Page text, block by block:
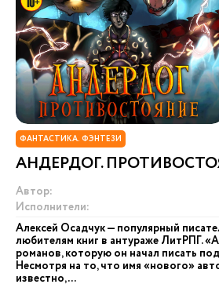
ФАНТАСТИКА. ФЭНТЕЗИ
АНДЕРДОГ.
Автор:
Исполнители:
Алексей Осадчук — популярный
любителям книг в антураже ЛитРПГ.
романов, которую он начал писать
Несмотря на то, что имя «нового»
известно,...